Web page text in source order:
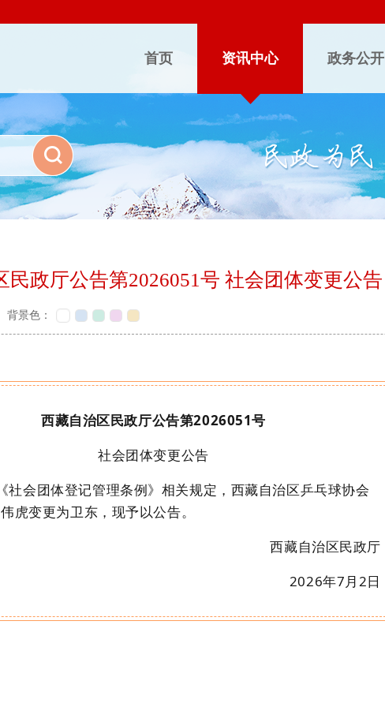
首页 资讯中心 政务公开
民政厅公告第2026051号 社会团体变更公告
背景色：
西藏自治区民政厅公告第2026051号
社会团体变更公告
《社会团体登记管理条例》 相关规定， 西藏自治区乒乓球协会
虎变更为卫东， 现予以公告。
西藏自治区民政厅
2026年7月2日